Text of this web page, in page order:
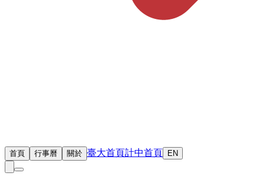
首頁 行事曆 關於 臺大首頁計中首頁 EN